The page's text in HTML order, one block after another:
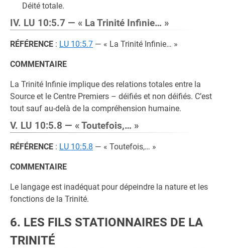
Déité totale.
IV. LU 10:5.7 — « La Trinité Infinie… »
RÉFÉRENCE : LU 10:5.7 — « La Trinité Infinie… »
COMMENTAIRE
La Trinité Infinie implique des relations totales entre la
Source et le Centre Premiers – déifiés et non déifiés. C’est
tout sauf au-delà de la compréhension humaine.
V. LU 10:5.8 — « Toutefois,… »
RÉFÉRENCE : LU 10:5.8 — « Toutefois,… »
COMMENTAIRE
Le langage est inadéquat pour dépeindre la nature et les
fonctions de la Trinité.
6. LES FILS STATIONNAIRES DE LA
TRINITÉ